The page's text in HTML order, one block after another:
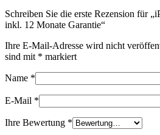
Schreiben Sie die erste Rezension für
inkl. 12 Monate Garantie“
Ihre E-Mail-Adresse wird nicht
sind mit * markiert
Name *
E-Mail *
Ihre Bewertung *